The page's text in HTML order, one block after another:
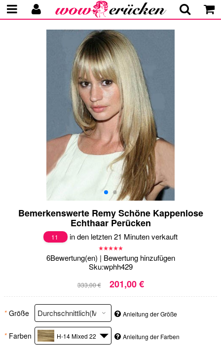
Bemerkenswerte Remy Schöne Kappenlose
Echthaar Perücken
11 in den letzten 21 Minuten verkauft
6Bewertung(en) | Bewertung hinzufügen
Sku:wphh429
333,00 € 201,00 €
* Größe Anleitung der Größe
* Farben H-14 Mixed 22 Anleitung der Farben